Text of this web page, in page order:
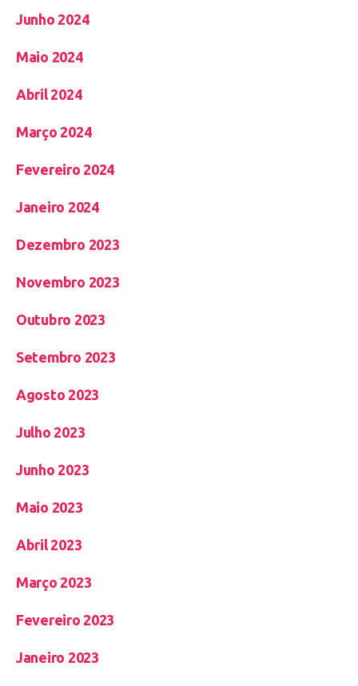
Junho 2024
Maio 2024
Abril 2024
Março 2024
Fevereiro 2024
Janeiro 2024
Dezembro 2023
Novembro 2023
Outubro 2023
Setembro 2023
Agosto 2023
Julho 2023
Junho 2023
Maio 2023
Abril 2023
Março 2023
Fevereiro 2023
Janeiro 2023